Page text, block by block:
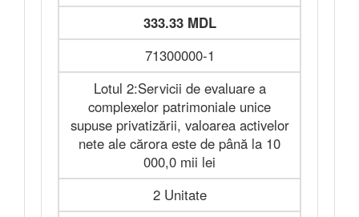
333.33 MDL
71300000-1
Lotul 2:Servicii de evaluare a
complexelor patrimoniale unice
supuse privatizării, valoarea activelor
nete ale cărora este de până la 10
000,0 mii lei
2 Unitate